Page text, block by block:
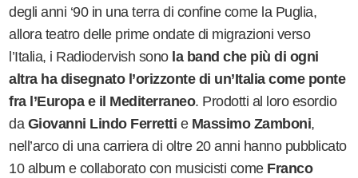
degli anni ‘90 in una terra di confine come la Puglia,
allora teatro delle prime ondate di migrazioni verso
’Italia, i Radiodervish sono la band che più di ogni
altra ha disegnato l ’orizzonte di un’Italia come ponte
fra l ’Europa e il Mediterraneo. Prodotti al loro esordio
da Giovanni Lindo Ferretti e Massimo Zamboni,
nell ’arco di una carriera di oltre 20 anni hanno pubblicato
10 album e collaborato con musicisti come Franco